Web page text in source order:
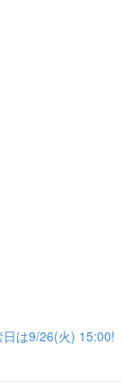
日は9/26(火) 15:00!